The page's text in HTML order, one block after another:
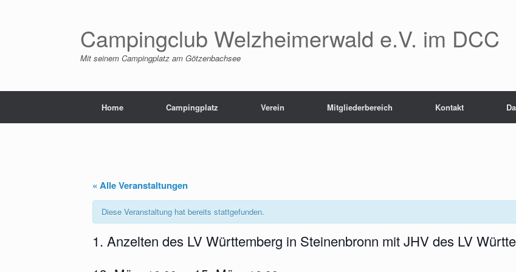
Campingclub Welzheimerwald e.V. im DCC
Mit seinem Campingplatz am Götzenbachsee
Home Campingplatz Verein Mitgliederbereich Kontakt
« Alle Veranstaltungen
Diese Veranstaltung hat bereits stattgefunden.
1. Anzelten des LV Württemberg in Steinenbronn mit JHV des LV